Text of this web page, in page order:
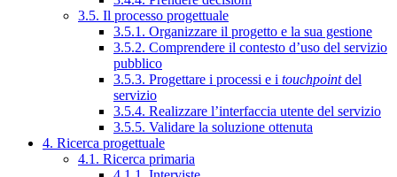
3.5. Il processo progettuale
3.5.1. Organizzare il progetto e la sua gestione
3.5.2. Comprendere il contesto d’uso del servizio
pubblico
3.5.3. Progettare i processi e i touchpointdel
servizio
3.5.4. Realizzare l’interfaccia utente del servizio
3.5.5. Validare la soluzione ottenuta
4. Ricerca progettuale
4.1. Ricerca primaria